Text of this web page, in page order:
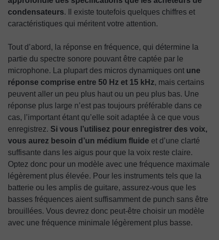
condensateurs. Il existe toutefois quelques chiffres et
caractéristiques qui méritent votre attention.
Tout d’abord, la réponse en fréquence, qui détermine la
partie du spectre sonore pouvant être captée par le
microphone. La plupart des micros dynamiques ont une
réponse comprise entre 50 Hz et 15 kHz, mais certains
peuvent aller un peu plus haut ou un peu plus bas. Une
réponse plus large n’est pas toujours préférable dans ce
cas, l’important étant qu’elle soit adaptée à ce que vous
enregistrez. Si vous l’utilisez pour enregistrer des voix,
vous aurez besoin d’un médium fluide et d’une clarté
suffisante dans les aigus pour que la voix reste claire.
Optez donc pour un modèle avec une fréquence maximale
légèrement plus élevée. Pour les instruments tels que la
batterie ou les amplis de guitare, assurez-vous que les
basses fréquences aient suffisamment de punch sans être
brouillées. Vous devrez donc peut-être choisir un modèle
avec une fréquence minimale légèrement plus basse.